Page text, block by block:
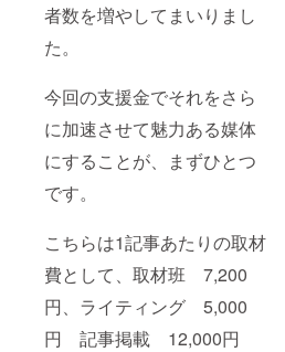
者数を増やしてまいりまし
た。
今回の支援金でそれをさら
に加速させて魅力ある媒体
にすることが、まずひとつ
です。
こちらは1記事あたりの取材
費として、取材班 7,200
円、ライティング 5,000
円 記事掲載 12,000円